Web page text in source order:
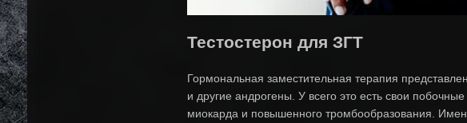
Тестостерон для ЗГТ
Гормональная заместительная терапия
и другие андрогены. У всего это есть свои
миокарда и повышенного тромбообразования.